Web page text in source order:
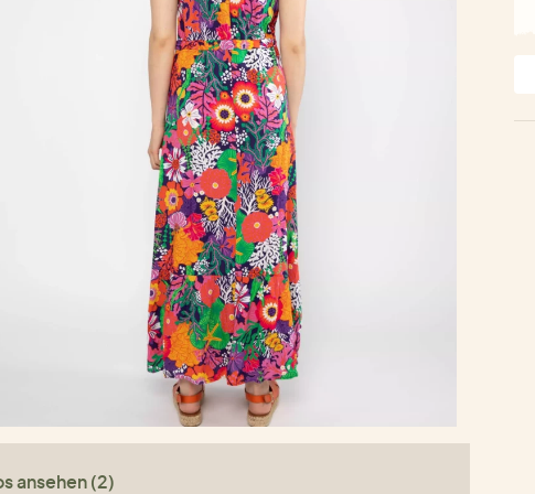
ansehen (2)